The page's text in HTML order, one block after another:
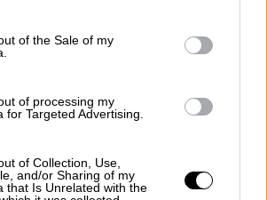
specified purposes in below Google
of the Sale of my
of processing my
for Targeted Advertising.
of Collection, Use,
and/or Sharing of my
that Is Unrelated with the
τον… λαό τους.
ελληνικό νησί σε εσωτερικό
μιλάμε για έναν προορισμό
φτάσεις με ασφάλεια και
να συνωστιστείς σε